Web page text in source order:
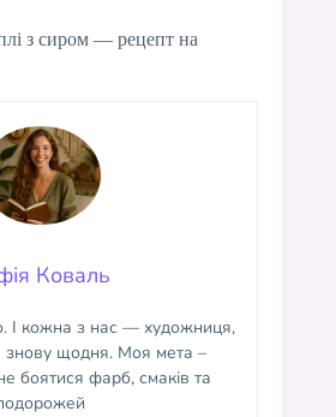
з сиром — рецепт на
Коваль
І кожна з нас — художниця,
знову щодня. Моя мета –
боятися фарб, смаків та